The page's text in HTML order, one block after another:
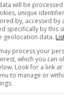
il
titolo,
al netto di
will be
unique
by, accessed by
specifically by this
geolocation data.
process your
which you can
Look for a link
to manage or